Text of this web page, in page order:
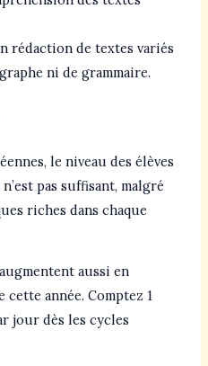
rédaction de textes variés
ni de grammaire.
le niveau des élèves
pas suffisant, malgré
riches dans chaque
aussi en
année. Comptez 1
jour dès les cycles